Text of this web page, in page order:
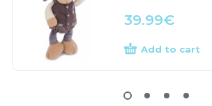
39.99€
Add to cart